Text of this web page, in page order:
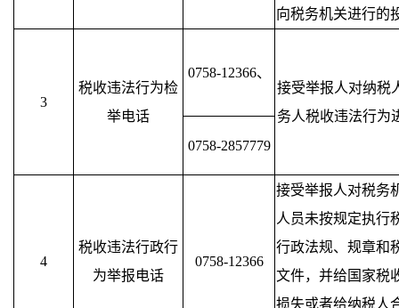
向税务机关进行的
3
税收违法行为检
举电话
0758-12366、
接受举报人对纳税
务人税收违法行为
0758-2857779
4
税收违法行政行
为举报电话
0758-12366
接受举报人对税务
人员未按规定执行
行政法规、规章和
文件，并给国家税
损失或者给纳税人